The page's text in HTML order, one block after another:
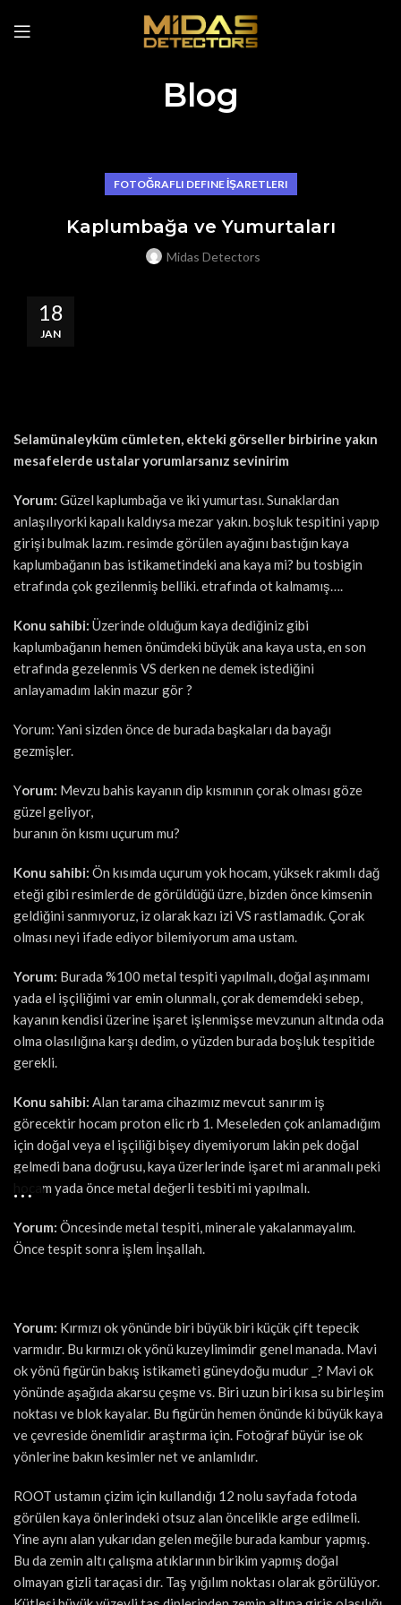
Blog
FOTOĞRAFLI DEFINE İŞARETLERI
Kaplumbağa ve Yumurtaları
Midas Detectors
18
JAN
Selamünaleyküm cümleten, ekteki görseller birbirine yakın
mesafelerde ustalar yorumlarsanız sevinirim
Yorum: Güzel kaplumbağa ve iki yumurtası. Sunaklardan
anlaşılıyorki kapalı kaldıysa mezar yakın. boşluk tespitini yapıp
girişi bulmak lazım. resimde görülen ayağını bastığın kaya
kaplumbağanın bas istikametindeki ana kaya mi? bu tosbigin
etrafında çok gezilenmiş belliki. etrafında ot kalmamış….
Konu sahibi: Üzerinde olduğum kaya dediğiniz gibi
kaplumbağanın hemen önümdeki büyük ana kaya usta, en son
etrafında gezelenmis VS derken ne demek istediğini
anlayamadım lakin mazur gör ?
Yorum: Yani sizden önce de burada başkaları da bayağı
gezmişler.
Yorum: Mevzu bahis kayanın dip kısmının çorak olması göze
güzel geliyor,
buranın ön kısmı uçurum mu?
Konu sahibi: Ön kısımda uçurum yok hocam, yüksek rakımlı dağ
eteği gibi resimlerde de görüldüğü üzre, bizden önce kimsenin
geldiğini sanmıyoruz, iz olarak kazı izi VS rastlamadık. Çorak
olması neyi ifade ediyor bilemiyorum ama ustam.
Yorum: Burada %100 metal tespiti yapılmalı, doğal aşınmamı
yada el işçiliğimi var emin olunmalı, çorak dememdeki sebep,
kayanın kendisi üzerine işaret işlenmişse mevzunun altında oda
olma olasılığına karşı dedim, o yüzden burada boşluk tespitide
gerekli.
Konu sahibi: Alan tarama cihazımız mevcut sanırım iş
görecektir hocam proton elic rb 1. Meseleden çok anlamadığım
için doğal veya el işçiliği bişey diyemiyorum lakin pek doğal
gelmedi bana doğrusu, kaya üzerlerinde işaret mi aranmalı peki
hocam yada önce metal değerli tesbiti mi yapılmalı.
Yorum: Öncesinde metal tespiti, minerale yakalanmayalım.
Önce tespit sonra işlem İnşallah.
Yorum: Kırmızı ok yönünde biri büyük biri küçük çift tepecik
varmıdır. Bu kırmızı ok yönü kuzeylimimdir genel manada. Mavi
ok yönü figürün bakış istikameti güneydoğu mudur _? Mavi ok
yönünde aşağıda akarsu çeşme vs. Biri uzun biri kısa su birleşim
noktası ve blok kayalar. Bu figürün hemen önünde ki büyük kaya
ve çevreside önemlidir araştırma için. Fotoğraf büyür ise ok
yönlerine bakın kesimler net ve anlamlıdır.
ROOT ustamın çizim için kullandığı 12 nolu sayfada fotoda
görülen kaya önlerindeki otsuz alan öncelikle arge edilmeli.
Yine aynı alan yukarıdan gelen meğile burada kambur yapmış.
Bu da zemin altı çalışma atıklarının birikim yapmış doğal
olmayan gizli taraçasi dır. Taş yığılım noktası olarak görülüyor.